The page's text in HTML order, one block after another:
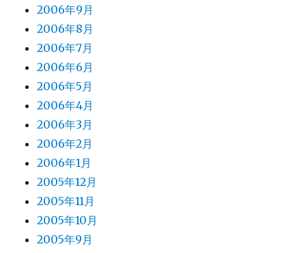
2006年9月
2006年8月
2006年7月
2006年6月
2006年5月
2006年4月
2006年3月
2006年2月
2006年1月
2005年12月
2005年11月
2005年10月
2005年9月